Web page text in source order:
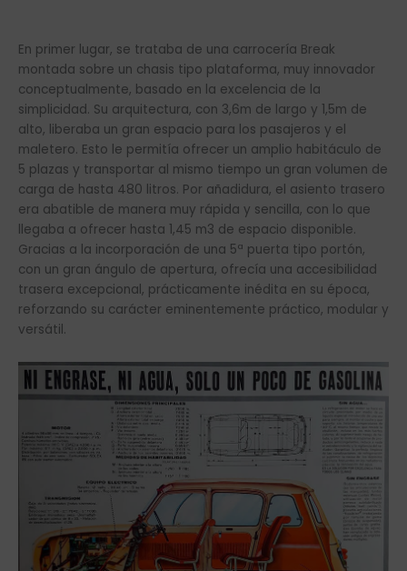
En primer lugar, se trataba de una carrocería Break
montada sobre un chasis tipo plataforma, muy innovador
conceptualmente, basado en la excelencia de la
simplicidad. Su arquitectura, con 3,6m de largo y 1,5m de
alto, liberaba un gran espacio para los pasajeros y el
maletero. Esto le permitía ofrecer un amplio habitáculo de
5 plazas y transportar al mismo tiempo un gran volumen de
carga de hasta 480 litros. Por añadidura, el asiento trasero
era abatible de manera muy rápida y sencilla, con lo que
llegaba a ofrecer hasta 1,45 m3 de espacio disponible.
Gracias a la incorporación de una 5ª puerta tipo portón,
con un gran ángulo de apertura, ofrecía una accesibilidad
trasera excepcional, prácticamente inédita en su época,
reforzando su carácter eminentemente práctico, modular y
versátil.